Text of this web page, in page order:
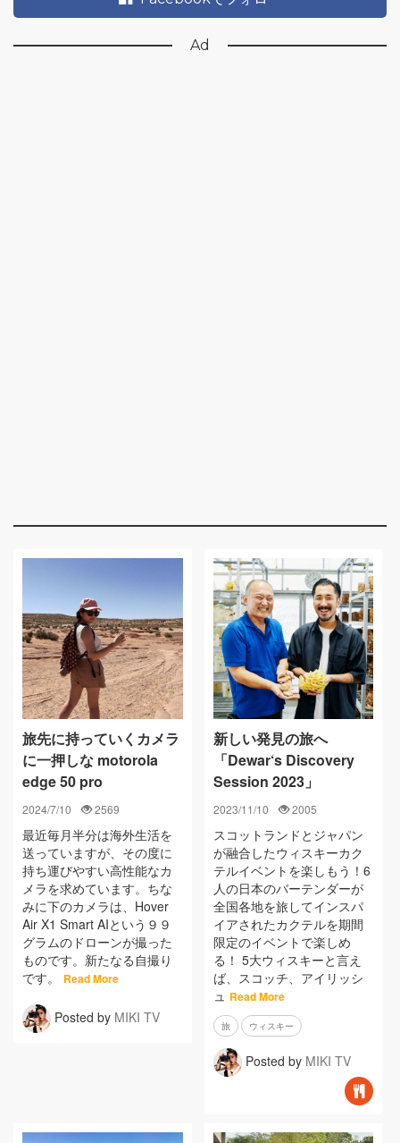
Ad
旅先に持っていくカメラ
に一押しな motorola
edge 50 pro
2024/7/10 2569
最近毎月半分は海外生活を
送っていますが、その度に
持ち運びやすい高性能なカ
メラを求めています。ちな
みに下のカメラは、Hover
Air X1 Smart AIという９９
グラムのドローンが撮った
ものです。新たなる自撮り
です。
Read More
Posted by MIKI TV
新しい発見の旅へ
「Dewar‘s Discovery
Session 2023」
2023/11/10 2005
スコットランドとジャパン
が融合したウィスキーカク
テルイベントを楽しもう！6
人の日本のバーテンダーが
全国各地を旅してインスパ
イアされたカクテルを期間
限定のイベントで楽しめ
る！ 5大ウィスキーと言え
ば、スコッチ、アイリッシ
ュ Read More
旅 ウィスキー
Posted by MIKI TV